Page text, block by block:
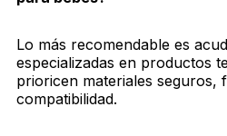
Lo más recomendable es
especializadas en productos
prioricen materiales seguros,
compatibilidad.